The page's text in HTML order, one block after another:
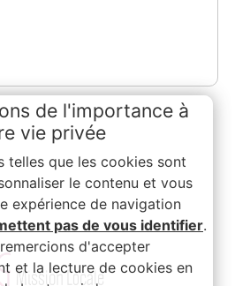
de l'importance à
vie privée
telles que les cookies sont
le contenu et vous
expérience de navigation
pas de vous identifier.
d'accepter
et la lecture de cookies en